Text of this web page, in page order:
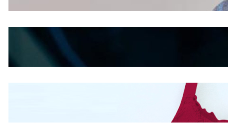
Kepribadian
Mengintip Kepribadian
Wanita Dari Warna Bra